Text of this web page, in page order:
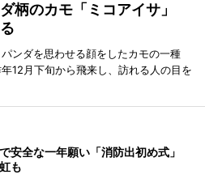
柄のカモ「ミコアイサ」
ンダを思わせる顔をしたカモの一種
12月下旬から飛来し、訪れる人の目を
安全な一年願い「消防出初め式」
も